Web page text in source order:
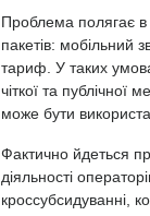
Проблема полягає в
пакетів: мобільний
тариф. У таких
чіткої та публічної
може бути
Фактично йдеться
діяльності
кроссубсидуванні,